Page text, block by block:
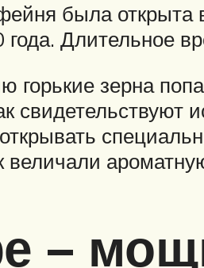
была открыта
года. Длительное
горькие зерна
свидетельствуют
величали
–